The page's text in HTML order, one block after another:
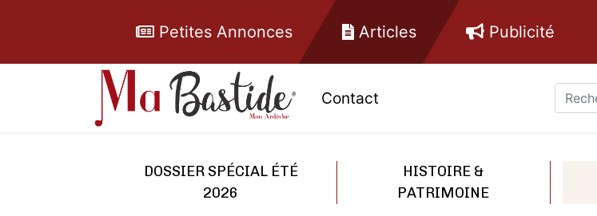
Petites Annonces Articles Publicité
Contact
DOSSIER SPÉCIAL ÉTÉ
2026
HISTOIRE &
PATRIMOINE